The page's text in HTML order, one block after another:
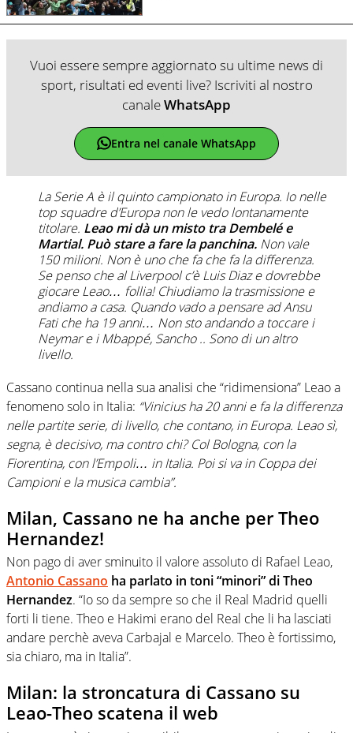
Vuoi essere sempre aggiornato su ultime news di
sport, risultati ed eventi live? Iscriviti al nostro
canaleWhatsApp
Entra nel canale WhatsApp
La Serie A è il quinto campionato in Europa. Io nelle
top squadre d’Europa non le vedo lontanamente
titolare. Leao mi dà un misto tra Dembelé e
Martial. Può stare a fare la panchina. Non vale
150 milioni. Non è uno che fa che fa la differenza.
Se penso che al Liverpool c’è Luis Diaz e dovrebbe
giocare Leao… follia! Chiudiamo la trasmissione e
andiamo a casa. Quando vado a pensare ad Ansu
Fati che ha 19 anni… Non sto andando a toccare i
Neymar e i Mbappé, Sancho .. Sono di un altro
livello.
Cassano continua nella sua analisi che “ridimensiona” Leao a
fenomeno solo in Italia: “Vinicius ha 20 anni e fa la differenza
nelle partite serie, di livello, che contano, in Europa. Leao sì,
segna, è decisivo, ma contro chi? Col Bologna, con la
Fiorentina, con l’Empoli… in Italia. Poi si va in Coppa dei
Campioni e la musica cambia”.
Milan, Cassano ne ha anche per Theo
Hernandez!
Non pago di aver sminuito il valore assoluto di Rafael Leao,
Antonio Cassano ha parlato in toni “minori” di Theo
Hernandez. “Io so da sempre so che il Real Madrid quelli
forti li tiene. Theo e Hakimi erano del Real che li ha lasciati
andare perchè aveva Carbajal e Marcelo. Theo è fortissimo,
sia chiaro, ma in Italia”.
Milan: la stroncatura di Cassano su
Leao-Theo scatena il web